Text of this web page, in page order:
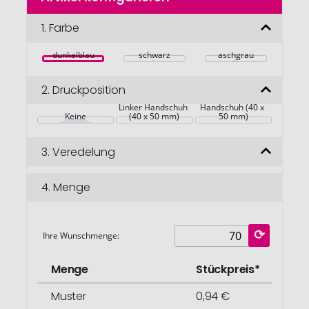
Bildgalerie
1. Farbe
dunkelblau schwarz aschgrau
2. Druckposition
Keine
Linker Handschuh
(40 x 50 mm)
Handschuh (40 x
50 mm)
3. Veredelung
4. Menge
Ihre Wunschmenge:
Menge
Stückpreis*
Muster
0,94 €